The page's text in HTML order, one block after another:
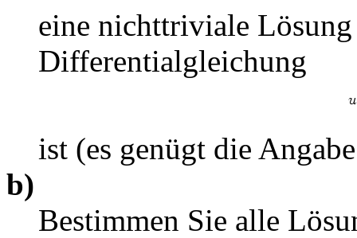
eine nichttriviale
Differentialgleichung
ist (es genügt die
b)
Bestimmen Sie alle